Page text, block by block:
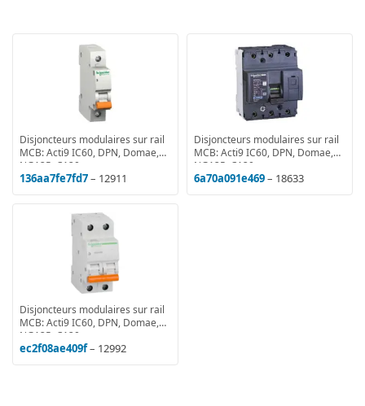
Disjoncteurs modulaires sur rail
MCB: Acti9 IC60, DPN, Domae,
NG125, C120
136aa7fe7fd7– 12911
Disjoncteurs modulaires sur rail
MCB: Acti9 IC60, DPN, Domae,
NG125, C120
6a70a091e469– 18633
Disjoncteurs modulaires sur rail
MCB: Acti9 IC60, DPN, Domae,
NG125, C120
ec2f08ae409f– 12992